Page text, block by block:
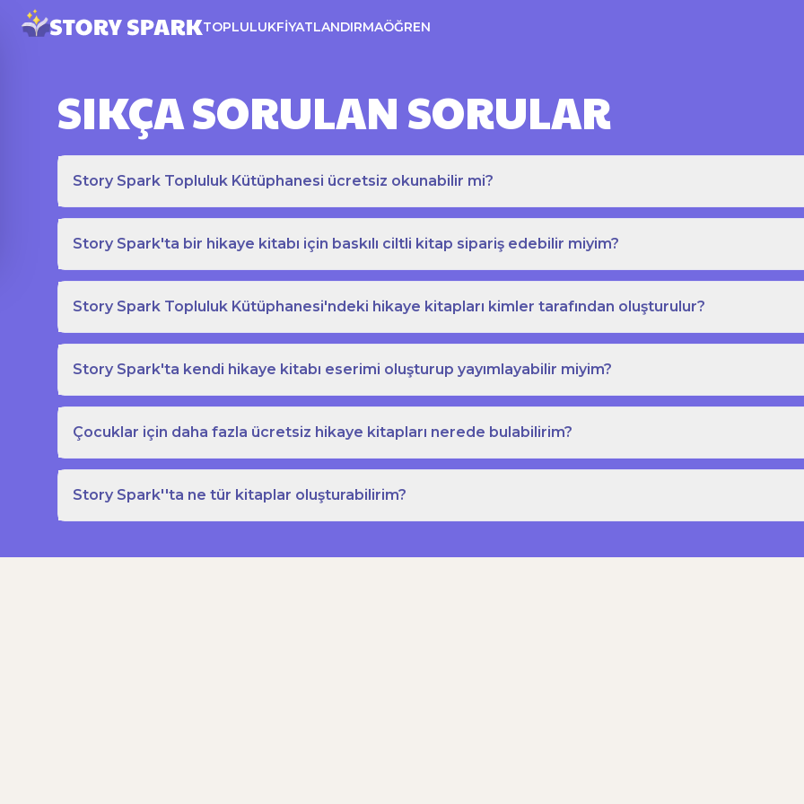
TOPLULUKFIYATLANDIRMAÖĞREN
SIKÇA SORULAN SORULAR
Story Spark Topluluk Kütüphanesi ücretsiz okunabilir mi?
Story Spark'ta bir hikaye kitabı için baskılı ciltli kitap sipariş edebilir miyim?
Story Spark Topluluk Kütüphanesi'ndeki hikaye kitapları kimler tarafından oluşturulur?
Story Spark'ta kendi hikaye kitabı eserimi oluşturup yayımlayabilir miyim?
Çocuklar için daha fazla ücretsiz hikaye kitapları nerede bulabilirim?
Story Spark''ta ne tür kitaplar oluşturabilirim?